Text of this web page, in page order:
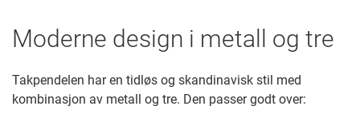
Moderne design i metall og tre
Takpendelen har en tidløs og skandinavisk stil med
kombinasjon av metall og tre. Den passer godt over: